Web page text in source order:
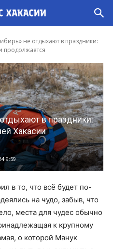
не отдыхают в праздники:
продолжается
в праздники:
Хакасии
9:59
в то, что всё будет по-
на чудо, забыв, что
места для чудес обычно
к крупному
о которой Манук